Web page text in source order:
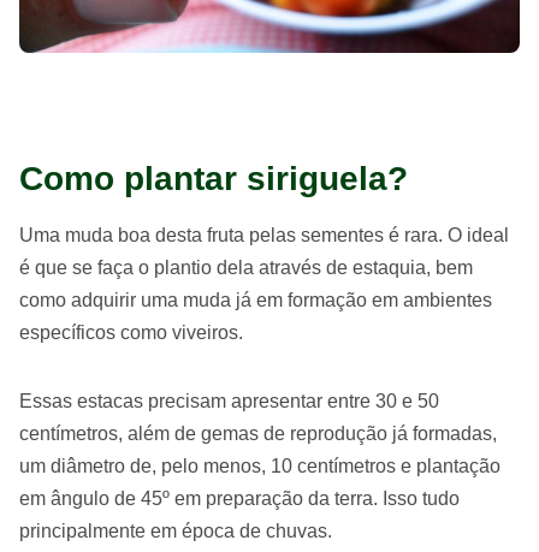
Como plantar siriguela?
Uma muda boa desta fruta pelas sementes é rara. O ideal
é que se faça o plantio dela através de estaquia, bem
como adquirir uma muda já em formação em ambientes
específicos como viveiros.
Essas estacas precisam apresentar entre 30 e 50
centímetros, além de gemas de reprodução já formadas,
um diâmetro de, pelo menos, 10 centímetros e plantação
em ângulo de 45º em preparação da terra. Isso tudo
principalmente em época de chuvas.